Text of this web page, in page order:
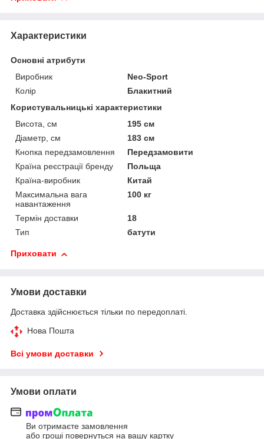
Характеристики
Основні атрибути
Виробник
Neo-Sport
Колір
Блакитний
Користувальницькі характеристики
Висота, см
195 см
Діаметр, см
183 см
Кнопка передзамовлення
Передзамовити
Країна реєстрації бренду
Польща
Країна-виробник
Китай
Максимальна вага
навантаження
100 кг
Термін доставки
18
Тип
батути
Приховати
Умови доставки
Доставка здійснюється тільки по передоплаті.
Нова Пошта
Всі умови доставки
Умови оплати
Ви отримаєте замовлення
або гроші повернуться на вашу картку